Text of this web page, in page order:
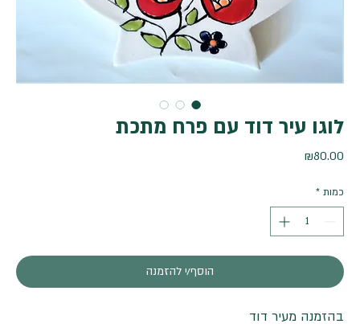
לוגו עיר דוד עם פרח מתכת
₪80.00
כמות *
הוסף/י להזמנה
בהזמנה מעיר דוד